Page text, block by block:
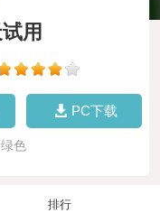
用
PC下载
色
排行